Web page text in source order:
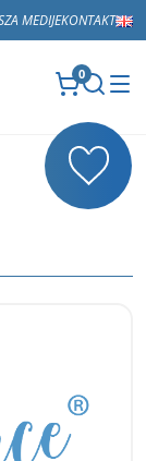
ZA MEDIJEKONTAKT
0